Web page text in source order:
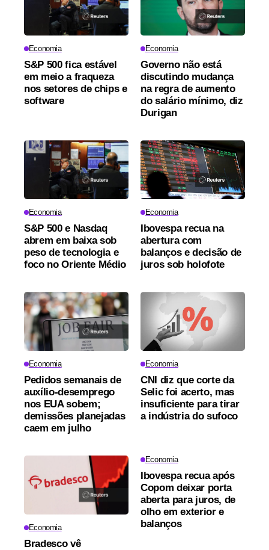
Economia
S&P 500 fica estável
em meio a fraqueza
nos setores de chips e
software
Economia
Governo não está
discutindo mudança
na regra de aumento
do salário mínimo, diz
Durigan
Economia
S&P 500 e Nasdaq
abrem em baixa sob
peso de tecnologia e
foco no Oriente Médio
Economia
Ibovespa recua na
abertura com
balanços e decisão de
juros sob holofote
Economia
Pedidos semanais de
auxílio-desemprego
nos EUA sobem;
demissões planejadas
caem em julho
Economia
CNI diz que corte da
Selic foi acerto, mas
insuficiente para tirar
a indústria do sufoco
Economia
Bradesco vê
Economia
Ibovespa recua após
Copom deixar porta
aberta para juros, de
olho em exterior e
balanços